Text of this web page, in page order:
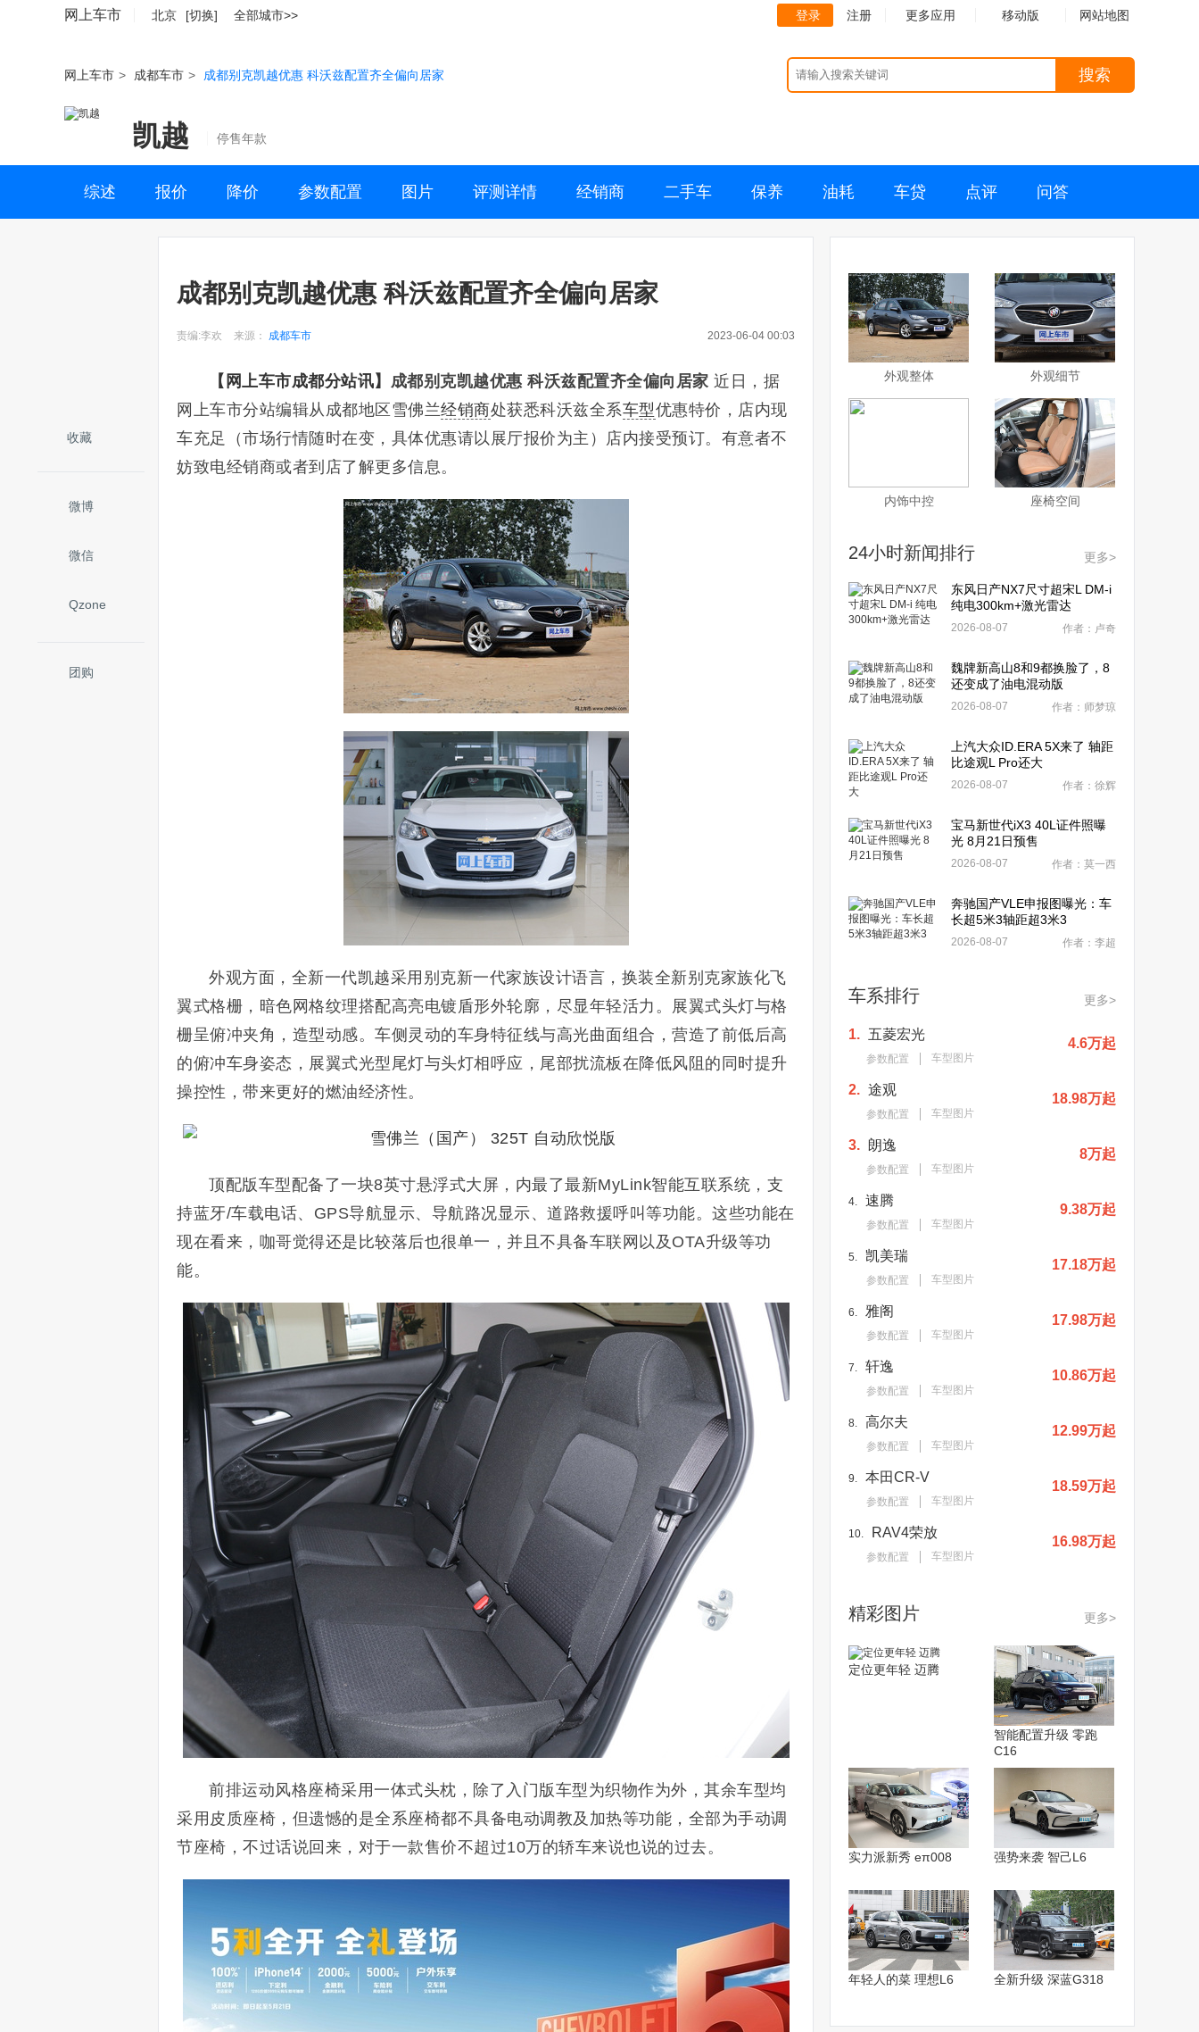
网上车市 北京 [切换] 全部城市>> 登录 注册 更多应用 移动版 网站地图
网上车市 > 成都车市 > 成都别克凯越优惠 科沃兹配置齐全偏向居家 搜索
凯越 停售年款
综述 报价 降价 参数配置 图片 评测详情 经销商 二手车 保养 油耗 车贷 点评 问答
收藏
微博
微信
Qzone
团购
成都别克凯越优惠 科沃兹配置齐全偏向居家
责编:李欢 来源： 成都车市 2023-06-04 00:03
【网上车市成都分站讯】 成都别克凯越优惠 科沃兹配置齐全偏向居家 近日，据
网上车市分站编辑从成都地区雪佛兰经销商处获悉科沃兹全系车型优惠特价，店内现
车充足（市场行情随时在变，具体优惠请以展厅报价为主）店内接受预订。有意者不
妨致电经销商或者到店了解更多信息。
外观方面，全新一代凯越采用别克新一代家族设计语言，换装全新别克家族化飞
翼式格栅，暗色网格纹理搭配高亮电镀盾形外轮廓，尽显年轻活力。展翼式头灯与格
栅呈俯冲夹角，造型动感。车侧灵动的车身特征线与高光曲面组合，营造了前低后高
的俯冲车身姿态，展翼式光型尾灯与头灯相呼应，尾部扰流板在降低风阻的同时提升
操控性，带来更好的燃油经济性。
顶配版车型配备了一块8英寸悬浮式大屏，内最了最新MyLink智能互联系统，支
持蓝牙/车载电话、GPS导航显示、导航路况显示、道路救援呼叫等功能。这些功能在
现在看来，咖哥觉得还是比较落后也很单一，并且不具备车联网以及OTA升级等功
能。
前排运动风格座椅采用一体式头枕，除了入门版车型为织物作为外，其余车型均
采用皮质座椅，但遗憾的是全系座椅都不具备电动调教及加热等功能，全部为手动调
节座椅，不过话说回来，对于一款售价不超过10万的轿车来说也说的过去。
外观整体 外观细节
内饰中控 座椅空间
24小时新闻排行 更多>
东风日产NX7尺寸超宋L DM-i
纯电300km+激光雷达
2026-08-07 作者：卢奇
魏牌新高山8和9都换脸了，8
还变成了油电混动版
2026-08-07 作者：师梦琼
上汽大众ID.ERA 5X来了 轴距
比途观L Pro还大
2026-08-07 作者：徐辉
宝马新世代iX3 40L证件照曝
光 8月21日预售
2026-08-07 作者：莫一西
奔驰国产VLE申报图曝光：车
长超5米3轴距超3米3
2026-08-07 作者：李超
车系排行 更多>
1. 五菱宏光
参数配置 车型图片
4.6万起
2. 途观
参数配置 车型图片
18.98万起
3. 朗逸
参数配置 车型图片
8万起
4. 速腾
参数配置 车型图片
9.38万起
5. 凯美瑞
参数配置 车型图片
17.18万起
6. 雅阁
参数配置 车型图片
17.98万起
7. 轩逸
参数配置 车型图片
10.86万起
8. 高尔夫
参数配置 车型图片
12.99万起
9. 本田CR-V
参数配置 车型图片
18.59万起
10. RAV4荣放
参数配置 车型图片
16.98万起
精彩图片 更多>
定位更年轻 迈腾
智能配置升级 零跑
C16
实力派新秀 eπ008 强势来袭 智己L6
年轻人的菜 理想L6 全新升级 深蓝G318